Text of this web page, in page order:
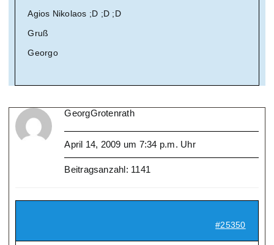
Agios Nikolaos ;D ;D ;D
Gruß
Georgo
GeorgGrotenrath
April 14, 2009 um 7:34 p.m. Uhr
Beitragsanzahl: 1141
#25350